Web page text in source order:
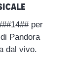
per
Pandora
dal vivo.